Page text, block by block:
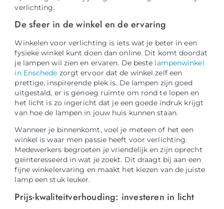
verlichting.
De sfeer in de winkel en de ervaring
Winkelen voor verlichting is iets wat je beter in een
fysieke winkel kunt doen dan online. Dit komt doordat
je lampen wil zien en ervaren. De beste lampenwinkel
in Enschede zorgt ervoor dat de winkel zelf een
prettige, inspirerende plek is. De lampen zijn goed
uitgestald, er is genoeg ruimte om rond te lopen en
het licht is zo ingericht dat je een goede indruk krijgt
van hoe de lampen in jouw huis kunnen staan.
Wanneer je binnenkomt, voel je meteen of het een
winkel is waar men passie heeft voor verlichting.
Medewerkers begroeten je vriendelijk en zijn oprecht
geïnteresseerd in wat je zoekt. Dit draagt bij aan een
fijne winkelervaring en maakt het kiezen van de juiste
lamp een stuk leuker.
Prijs-kwaliteitverhouding: investeren in licht